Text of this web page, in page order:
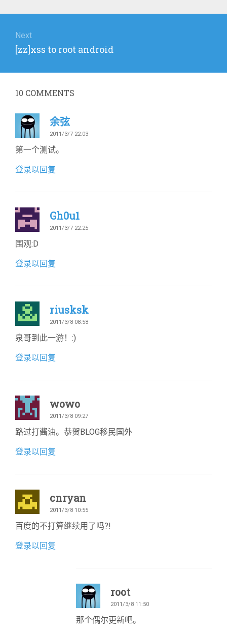
航
Next
Next
[zz]xss to root android
10 COMMENTS
余弦
2011/3/7 22:03
第一个测试。
登录以回复
Gh0u1
2011/3/7 22:25
围观:D
登录以回复
riusksk
2011/3/8 08:58
泉哥到此一游！:)
登录以回复
wowo
2011/3/8 09:27
路过打酱油。恭贺BLOG移民国外
登录以回复
cnryan
2011/3/8 10:55
百度的不打算继续用了吗?!
登录以回复
root
2011/3/8 11:50
那个偶尔更新吧。